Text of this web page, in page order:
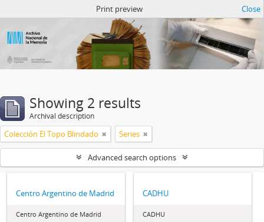
Print preview Close
Showing 2 results
Archival description
Colección El Topo Blindado Series
Advanced search options
Centro Argentino de Madrid
Centro Argentino de Madrid
CADHU
CADHU